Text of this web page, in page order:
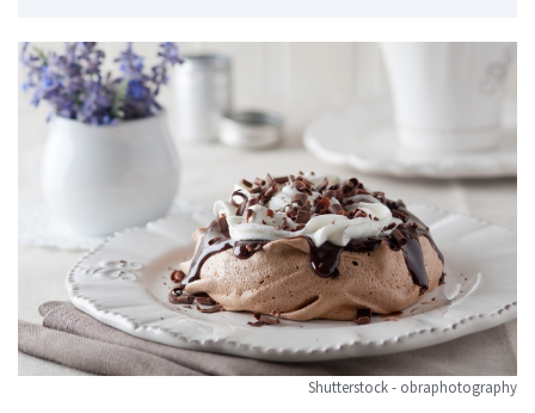
Shutterstock - obraphotography